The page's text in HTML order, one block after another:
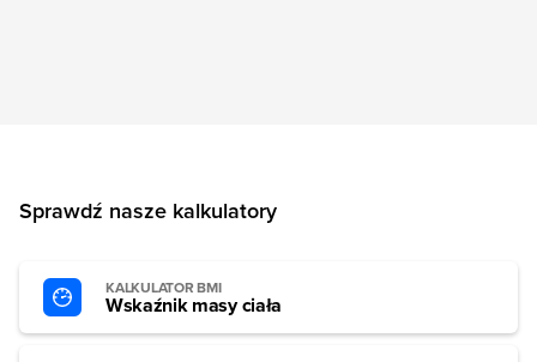
Sprawdź nasze kalkulatory
KALKULATOR BMI
Wskaźnik masy ciała